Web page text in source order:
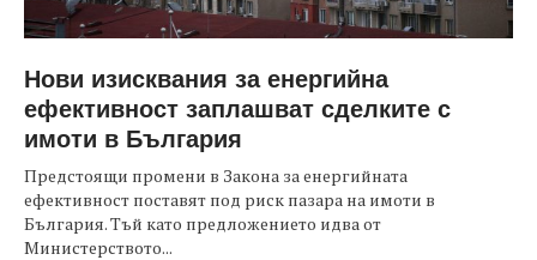
Нови изисквания за енергийна
ефективност заплашват сделките с
имоти в България
Предстоящи промени в Закона за енергийната
ефективност поставят под риск пазара на имоти в
България. Тъй като предложението идва от
Министерството...